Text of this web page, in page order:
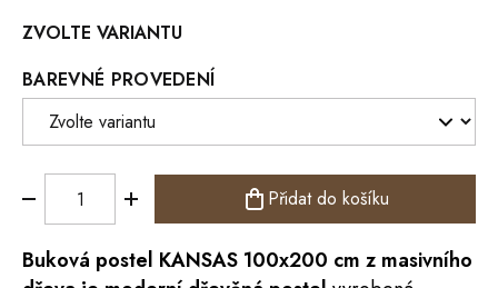
cena:
ZVOLTE VARIANTU
BAREVNÉ PROVEDENÍ
Přidat do košíku
Buková postel KANSAS 100x200 cm z masivního